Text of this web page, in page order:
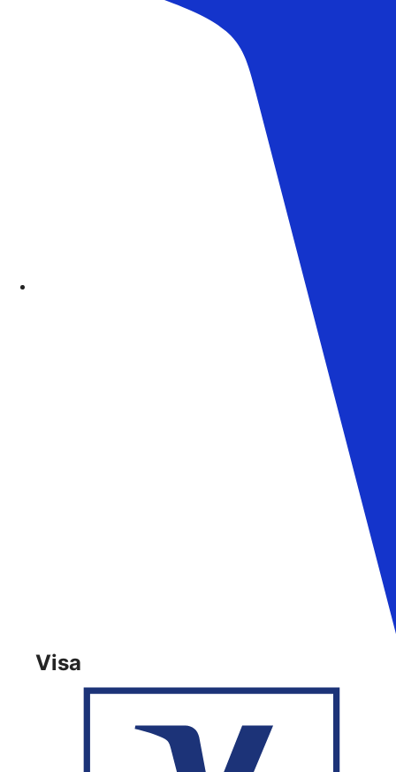
Visa